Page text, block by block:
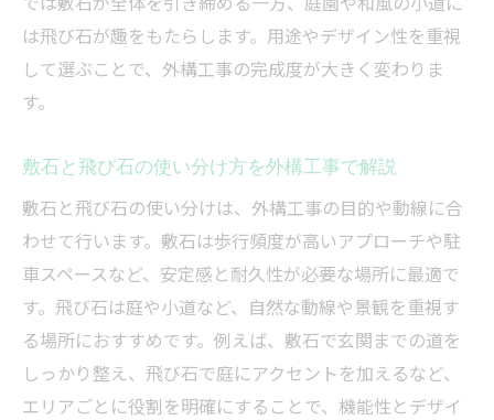
は飛び石が趣をもたらします。用途やデザイン性を重視
して選ぶことで、外構工事の完成度が大きく変わりま
す。
敷石と飛び石の使い分け方を外構工事で解説
敷石と飛び石の使い分けは、外構工事の目的や動線に合
わせて行います。敷石は歩行頻度が高いアプローチや駐
車スペースなど、安定感と耐久性が必要な場所に最適で
す。飛び石は庭や小道など、自然な動線や景観を重視す
る場所におすすめです。例えば、敷石で玄関までの道を
しっかり整え、飛び石で庭にアクセントを加えるなど、
エリアごとに役割を明確にすることで、機能性とデザイ